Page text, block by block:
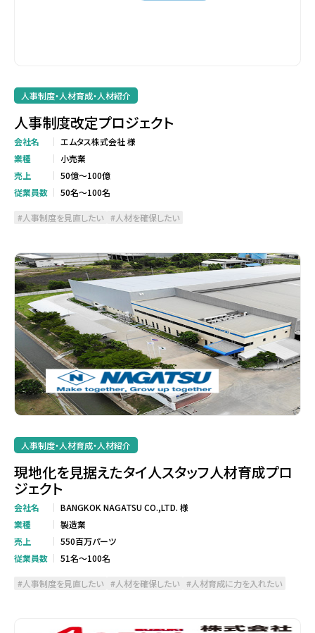
人事制度・人材育成・人材紹介
人事制度改定プロジェクト
会社名
エムタス株式会社 様
業種
小売業
売上
50億～100億
従業員数
50名～100名
人事制度を見直したい 人材を確保したい
人事制度・人材育成・人材紹介
現地化を見据えたタイ人スタッフ人材育成プロ
ジェクト
会社名
BANGKOK NAGATSU CO.,LTD. 様
業種
製造業
売上
550百万パーツ
従業員数
51名～100名
人事制度を見直したい 人材を確保したい 人材育成に力を入れたい